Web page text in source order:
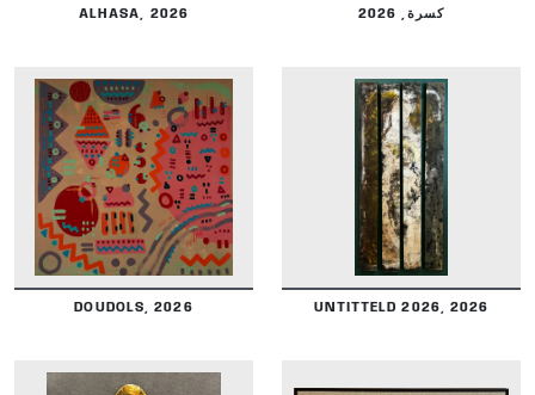
ALHASA, 2026 كسرة, 2026
DETAILS
DOUDOLS, 2026
DETAILS
UNTITTELD 2026, 2026